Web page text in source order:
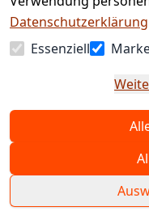
Datenschutzerklärung
Essenziell
Vertrag
widerrufen
© Copyright 2025
KG |
Irrtum